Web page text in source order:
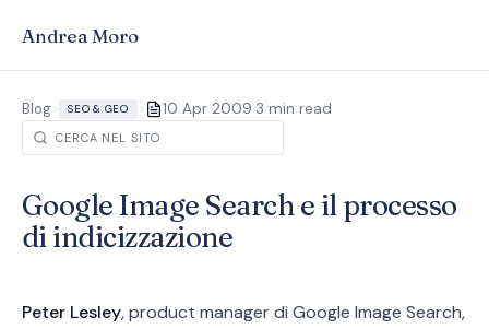
Andrea Moro
Blog> SEO & GEO > 10 Apr 2009·3 min read
Google Image Search e il processo
di indicizzazione
Peter Lesley, product manager di Google Image Search,